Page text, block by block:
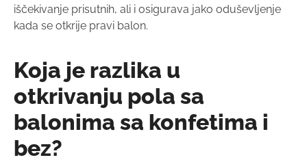
iščekivanje prisutnih, ali i osigurava jako oduševljenje
kada se otkrije pravi balon.
Koja je razlika u
otkrivanju pola sa
balonima sa konfetima i
bez?